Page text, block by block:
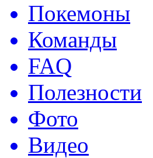
Покемоны
Команды
FAQ
Полезности
Фото
Видео